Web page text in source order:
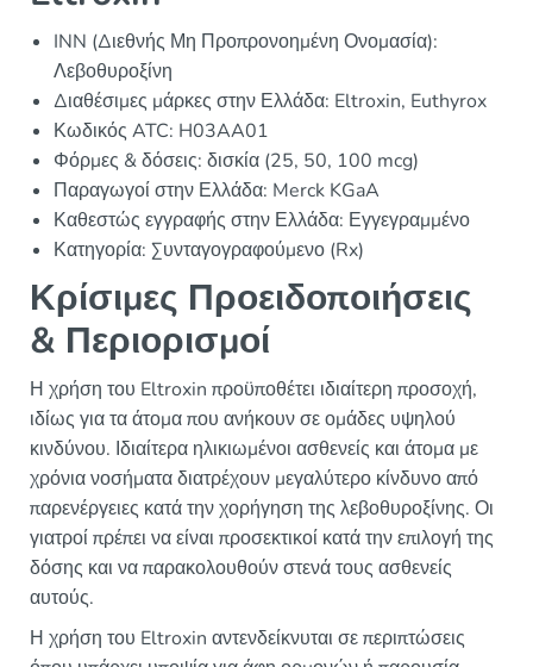
INN (Διεθνής Μη Προπρονοημένη Ονομασία):
Λεβοθυροξίνη
Διαθέσιμες μάρκες στην Ελλάδα: Eltroxin, Euthyrox
Κωδικός ATC: H03AA01
Φόρμες & δόσεις: δισκία (25, 50, 100 mcg)
Παραγωγοί στην Ελλάδα: Merck KGaA
Καθεστώς εγγραφής στην Ελλάδα: Εγγεγραμμένο
Κατηγορία: Συνταγογραφούμενο (Rx)
Κρίσιμες Προειδοποιήσεις
& Περιορισμοί
Η χρήση του Eltroxin προϋποθέτει ιδιαίτερη προσοχή,
ιδίως για τα άτομα που ανήκουν σε ομάδες υψηλού
κινδύνου. Ιδιαίτερα ηλικιωμένοι ασθενείς και άτομα με
χρόνια νοσήματα διατρέχουν μεγαλύτερο κίνδυνο από
παρενέργειες κατά την χορήγηση της λεβοθυροξίνης. Οι
γιατροί πρέπει να είναι προσεκτικοί κατά την επιλογή της
δόσης και να παρακολουθούν στενά τους ασθενείς
αυτούς.
Η χρήση του Eltroxin αντενδείκνυται σε περιπτώσεις